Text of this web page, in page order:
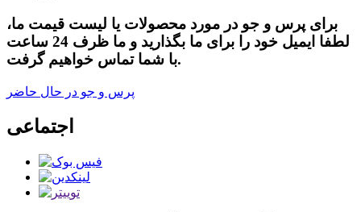
برای پرس و جو در مورد محصولات یا لیست قیمت ما،
لطفا ایمیل خود را برای ما بگذارید و ما ظرف 24 ساعت
با شما تماس خواهیم گرفت.
پرس و جو در حال حاضر
اجتماعی